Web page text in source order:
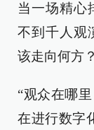
当一场精心
不到千人观
该走向何方？
“观众在哪
在进行数字